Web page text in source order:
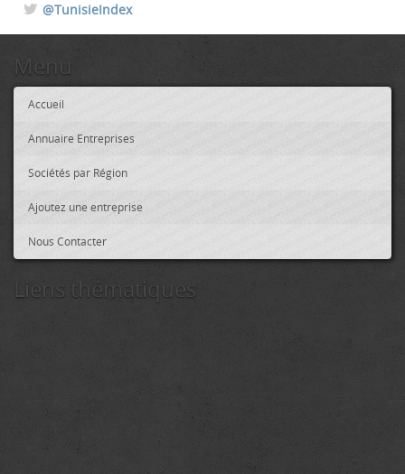
@TunisieIndex
Menu
Accueil
Annuaire Entreprises
Sociétés par Région
Ajoutez une entreprise
Nous Contacter
Liens thématiques